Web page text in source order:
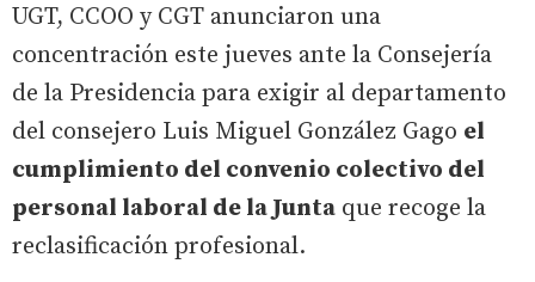
UGT, CCOO y CGT anunciaron una
concentración este jueves ante la Consejería
de la Presidencia para exigir al departamento
del consejero Luis Miguel González Gago el
cumplimiento del convenio colectivo del
personal laboral de la Junta que recoge la
reclasificación profesional.